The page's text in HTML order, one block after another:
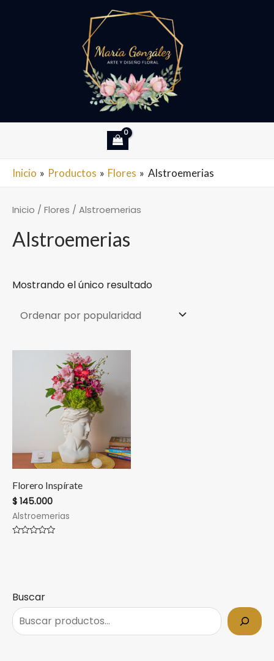
MENU
Inicio Productos Flores Alstroemerias
Buscar
Inicio / Flores / Alstroemerias
Alstroemerias
Mostrando el único resultado
Florero Inspírate
$ 145.000
Alstroemerias